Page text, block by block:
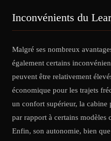
Inconvénients du
Malgré ses nombreux
également certains
peuvent être relativement
économique pour les trajets
un confort supérieur, la cabine
par rapport à certains modèles
Enfin, son autonomie, bien